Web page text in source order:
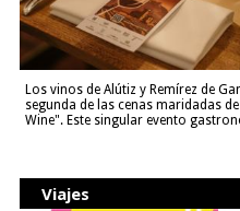
Los vinos de Alútiz y Remírez de
segunda de las cenas maridadas
Wine". Este singular evento
Viajes